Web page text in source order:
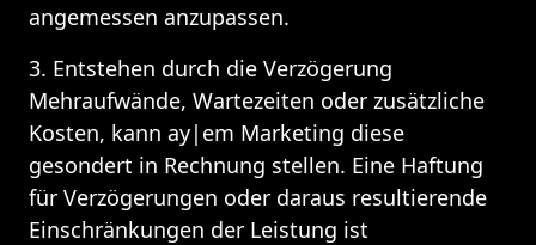
angemessen anzupassen.
3. Entstehen durch die Verzögerung
Mehraufwände, Wartezeiten oder zusätzliche
Kosten, kann ay|em Marketing diese
gesondert in Rechnung stellen. Eine Haftung
für Verzögerungen oder daraus resultierende
Einschränkungen der Leistung ist